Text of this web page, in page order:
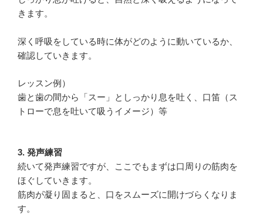
きます。
深く呼吸をしている時に体がどのように動いているか、
確認していきます。
レッスン例）
歯と歯の間から「スー」としっかり息を吐く、口笛（ス
トローで息を吐いて吸うイメージ）等
3. 発声練習
続いて発声練習ですが、ここでもまずは口周りの筋肉を
ほぐしていきます。
筋肉が凝り固まると、口をスムーズに開けづらくなりま
す。